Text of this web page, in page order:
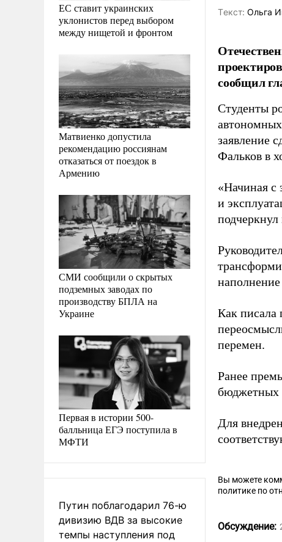
ЕС ставит украинских
уклонистов перед выбором
между нищетой и фронтом
Матвиенко допустила
рекомендацию россиянам
отказаться от поездок в
Армению
СМИ сообщили о скрытых
подземных заводах по
производству БПЛА на
Украине
Первая в истории 500-
балльница ЕГЭ поступила в
МФТИ
Путин поблагодарил 76-ю
дивизию ВДВ за высокие
темпы наступления под
Tекст: Ольга
сообщил
Студенты
заявление
Фальков в
«Начиная с
и
Как писала
перемен.
Ранее
бюджетных
Для
Вы можете
политике по
Обсуждение: